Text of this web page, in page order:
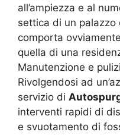
all’ampiezza e al
settica di un palazzo
comporta
quella di una
Manutenzione e
Rivolgendosi ad
servizio di
interventi rapidi di
e svuotamento di